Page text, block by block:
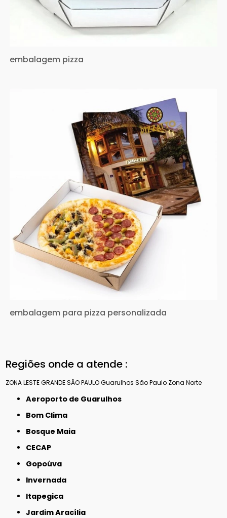
embalagem pizza
embalagem para pizza personalizada
Regiões onde a atende :
ZONA LESTEGRANDE SÃO PAULOGuarulhos São Paulo Zona Norte
Aeroporto de Guarulhos
Bom Clima
Bosque Maia
CECAP
Gopoúva
Invernada
Itapegica
Jardim Aracília